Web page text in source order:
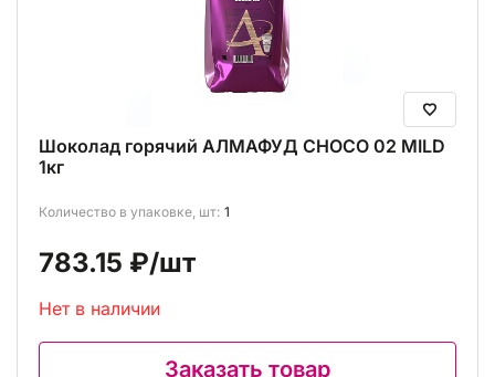
Шоколад горячий АЛМАФУД CHOCO 02 MILD
1кг
Количество в упаковке, шт: 1
783.15 ₽/шт
Нет в наличии
Заказать товар